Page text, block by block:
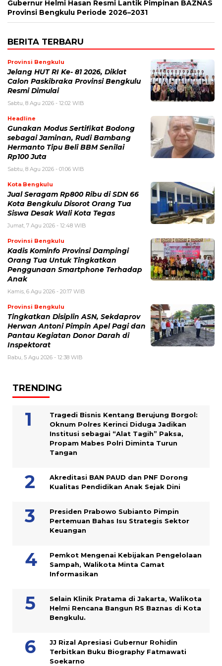
Gubernur Helmi Hasan Resmi Lantik Pimpinan BAZNAS
Provinsi Bengkulu Periode 2026–2031
BERITA TERBARU
Provinsi Bengkulu
Jelang HUT RI Ke- 81 2026, Diklat
Calon Paskibraka Provinsi Bengkulu
Resmi Dimulai
Sabtu, 8 Agu 2026 - 12:02 WIB
Headline
Gunakan Modus Sertifikat Bodong
sebagai Jaminan, Rudi Bambang
Hermanto Tipu Beli BBM Senilai
Rp100 Juta
Sabtu, 8 Agu 2026 - 01:06 WIB
Kota Bengkulu
Jual Seragam Rp800 Ribu di SDN 66
Kota Bengkulu Disorot Orang Tua
Siswa Desak Wali Kota Tegas
Jumat, 7 Agu 2026 - 12:48 WIB
Provinsi Bengkulu
Kadis Kominfo Provinsi Dampingi
Orang Tua Untuk Tingkatkan
Penggunaan Smartphone Terhadap
Anak
Kamis, 6 Agu 2026 - 20:17 WIB
Provinsi Bengkulu
Tingkatkan Disiplin ASN, Sekdaprov
Herwan Antoni Pimpin Apel Pagi dan
Pantau Kegiatan Donor Darah di
Inspektorat
Rabu, 5 Agu 2026 - 12:38 WIB
TRENDING
Tragedi Bisnis Kentang Berujung Borgol:
Oknum Polres Kerinci Diduga Jadikan
Institusi sebagai “Alat Tagih” Paksa,
Propam Mabes Polri Diminta Turun
Tangan
Akreditasi BAN PAUD dan PNF Dorong
Kualitas Pendidikan Anak Sejak Dini
Presiden Prabowo Subianto Pimpin
Pertemuan Bahas Isu Strategis Sektor
Keuangan
Pemkot Mengenai Kebijakan Pengelolaan
Sampah, Walikota Minta Camat
Informasikan
Selain Klinik Pratama di Jakarta, Walikota
Helmi Rencana Bangun RS Baznas di Kota
Bengkulu.
JJ Rizal Apresiasi Gubernur Rohidin
Terbitkan Buku Biography Fatmawati
Soekarno